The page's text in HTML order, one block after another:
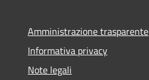
Amministrazione trasparente
Informativa privacy
Note legali